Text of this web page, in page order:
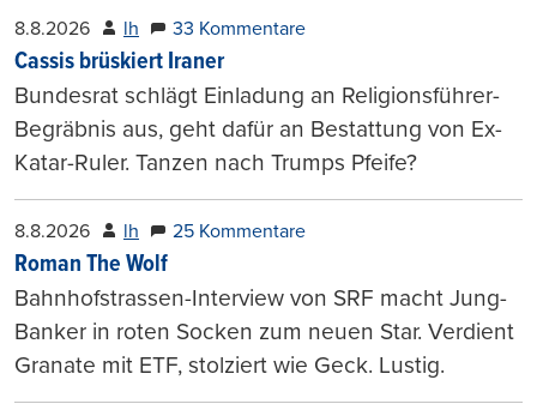
8.8.2026 lh 33 Kommentare
Cassis brüskiert Iraner
Bundesrat schlägt Einladung an Religionsführer-
Begräbnis aus, geht dafür an Bestattung von Ex-
Katar-Ruler. Tanzen nach Trumps Pfeife?
8.8.2026 lh 25 Kommentare
Roman The Wolf
Bahnhofstrassen-Interview von SRF macht Jung-
Banker in roten Socken zum neuen Star. Verdient
Granate mit ETF, stolziert wie Geck. Lustig.